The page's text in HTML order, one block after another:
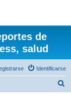
de
salud
Identificarse